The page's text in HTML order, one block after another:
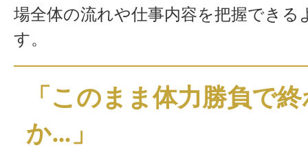
場全体の流れや仕事内容を把握できる
す。
「このまま体力勝負で
か…」